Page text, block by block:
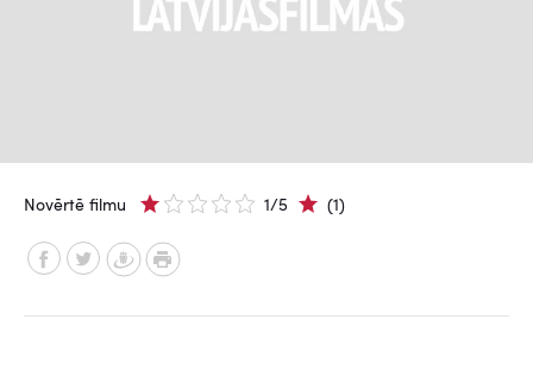
Novērtē filmu 1/5 (1)